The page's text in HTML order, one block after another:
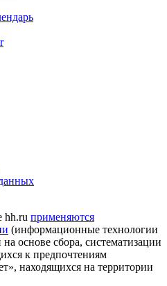
hh.ru применяются
(информационные технологии
основе сбора, систематизации
к предпочтениям
находящихся на территории